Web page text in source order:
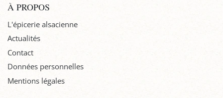
À PROPOS
L'épicerie alsacienne
Actualités
Contact
Données personnelles
Mentions légales